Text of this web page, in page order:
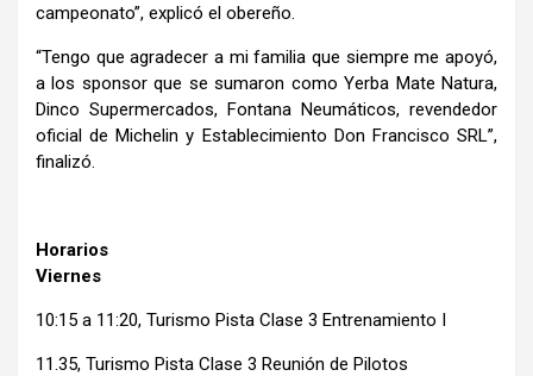
campeonato”, explicó el obereño.
“Tengo que agradecer a mi familia que siempre me apoyó,
a los sponsor que se sumaron como Yerba Mate Natura,
Dinco Supermercados, Fontana Neumáticos, revendedor
oficial de Michelin y Establecimiento Don Francisco SRL”,
finalizó.
Horarios
Viernes
10:15 a 11:20, Turismo Pista Clase 3 Entrenamiento I
11.35, Turismo Pista Clase 3 Reunión de Pilotos